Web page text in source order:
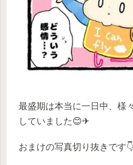
最盛期は本当に一日中、様
していました😊✈
おまけの写真切り抜きです👇